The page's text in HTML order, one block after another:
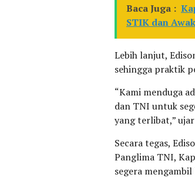
Baca Juga :
STIK dan
Lebih lanjut,
sehingga praktik
“Kami menduga
dan TNI untuk
yang terlibat,”
Secara tegas,
Panglima TNI,
segera